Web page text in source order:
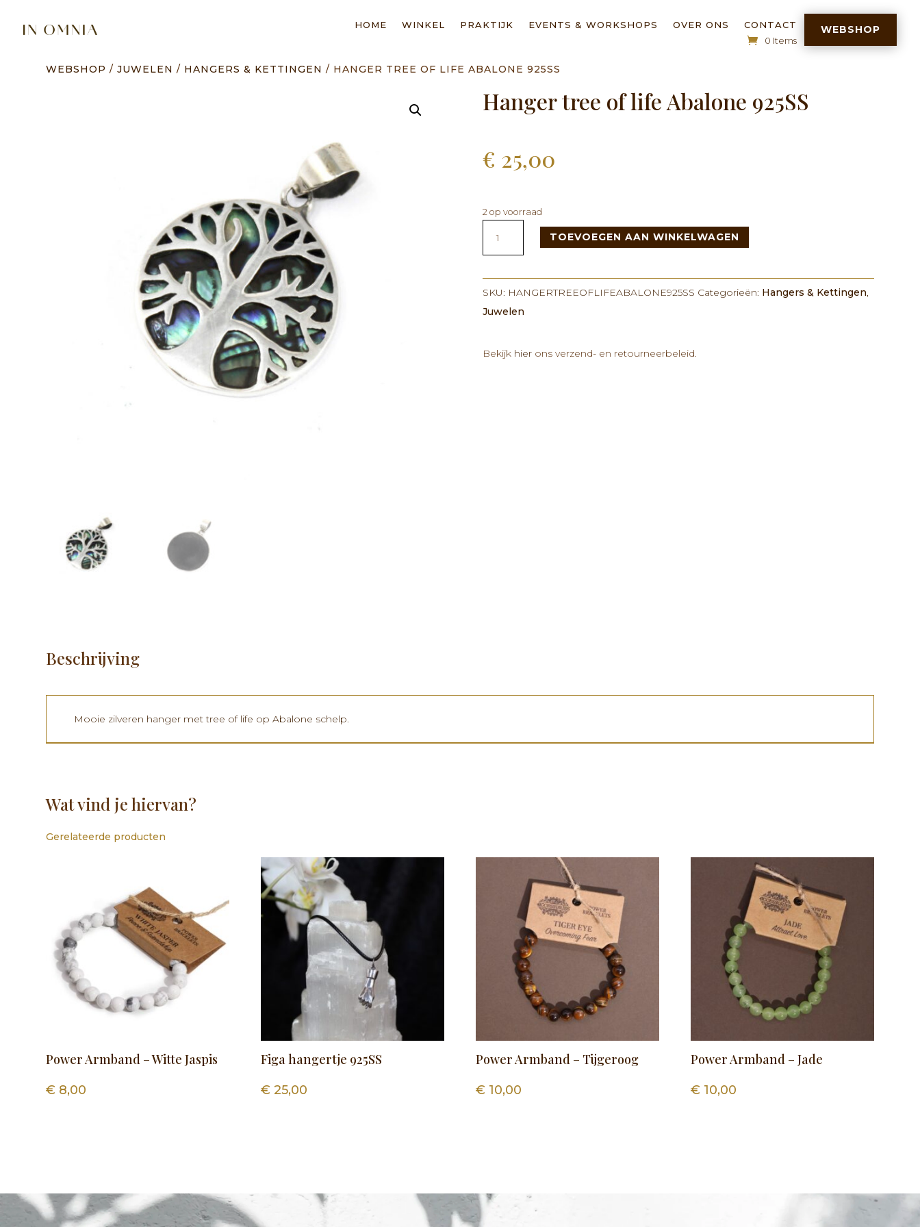
HOME WINKEL PRAKTIJK EVENTS & WORKSHOPS OVER ONS
CONTACT
0 Items
WEBSHOP
WEBSHOP /JUWELEN / HANGERS & KETTINGEN / HANGER TREE OF LIFE ABALONE 925SS
Hanger tree of life Abalone 925SS
€ 25,00
2 op voorraad
tree
of
Abalone
925SS
TOEVOEGEN AAN WINKELWAGEN
SKU: HANGERTREEOFLIFEABALONE925SS Categorieën: Hangers & Kettingen,
Juwelen
Bekijk hier ons verzend- en retourneerbeleid.
Beschrijving
Mooie zilveren hanger met tree of life op Abalone schelp.
Wat vind je hiervan?
Gerelateerde producten
Power Armband – Witte Jaspis
€ 8,00
Figa hangertje 925SS
€ 25,00
Power Armband – Tijgeroog
€ 10,00
Power Armband – Jade
€ 10,00